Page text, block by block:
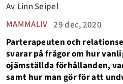
MAMMALIV 29 dec, 2020
Av Linn Seipel
Parterapeuten och
svarar på frågor om hur
ojämställda förhållanden,
samt hur man gör för att